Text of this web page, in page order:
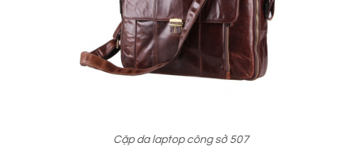
Cặp da laptop công sở 507